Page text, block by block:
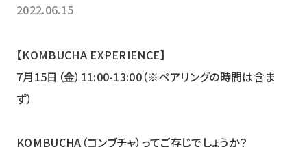
YUZU HEADS
2022.06.15
【KOMBUCHA EXPERIENCE】
7月15日（金）11:00-13:00（※ペアリングの時間は含ま
ず）
KOMBUCHA（コンブチャ）ってご存じでしょうか？